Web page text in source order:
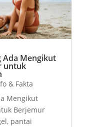
Ada Mengikut
untuk
& Fakta
Mengikut
Berjemur
pantai